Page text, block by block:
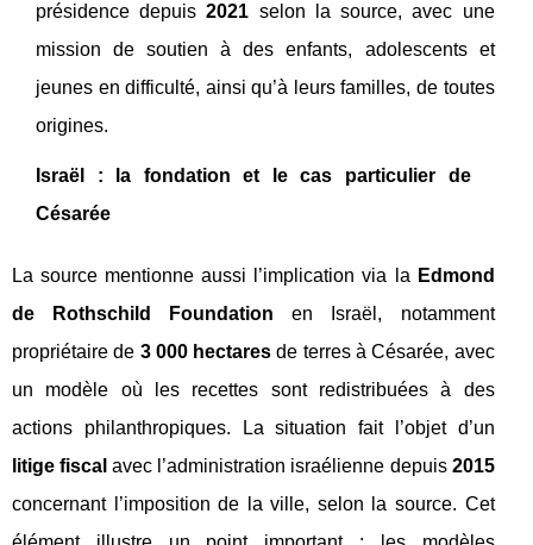
présidence depuis2021 selon la source, avec une
mission de soutien à des enfants, adolescents et
jeunes en difficulté, ainsi qu’à leurs familles, de toutes
origines.
Israël : la fondation et le cas particulier de
Césarée
La source mentionne aussi l’implication via la Edmond
de Rothschild Foundation en Israël, notamment
propriétaire de 3 000 hectares de terres à Césarée, avec
un modèle où les recettes sont redistribuées à des
actions philanthropiques. La situation fait l’objet d’un
litige fiscal avec l’administration israélienne depuis 2015
concernant l’imposition de la ville, selon la source. Cet